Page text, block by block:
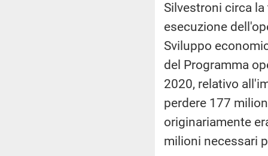
Silvestroni circa
esecuzione
Sviluppo
del Programma
2020, relativo
perdere 177
originariamente
milioni necessari